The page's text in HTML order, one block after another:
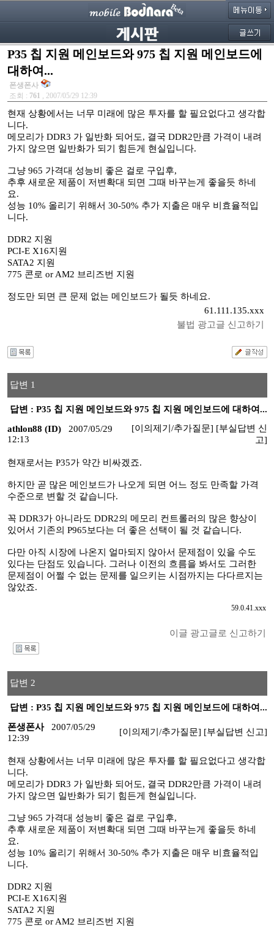
P35 칩 지원 메인보드와 975 칩 지원 메인보드에
대하여...
폰생폰사
조회 : 761 , 2007/05/29 12:39
현재 상황에서는 너무 미래에 많은 투자를 할 필요없다고 생각합
니다.
메모리가 DDR3 가 일반화 되어도, 결국 DDR2만큼 가격이 내려
가지 않으면 일반화가 되기 힘든게 현실입니다.
그냥 965 가격대 성능비 좋은 걸로 구입후,
추후 새로운 제품이 저변확대 되면 그때 바꾸는게 좋을듯 하네
요.
성능 10% 올리기 위해서 30-50% 추가 지출은 매우 비효율적입
니다.
DDR2 지원
PCI-E X16지원
SATA2 지원
775 콘로 or AM2 브리즈번 지원
정도만 되면 큰 문제 없는 메인보드가 될듯 하네요.
61.111.135.xxx
불법 광고글 신고하기
답변 1
답변 : P35 칩 지원 메인보드와 975 칩 지원 메인보드에 대하여...
athlon88 (ID)
2007/05/29
12:13
[이의제기/추가질문] [부실답변 신
고]
현재로서는 P35가 약간 비싸겠죠.
하지만 곧 많은 메인보드가 나오게 되면 어느 정도 만족할 가격
수준으로 변할 것 같습니다.
꼭 DDR3가 아니라도 DDR2의 메모리 컨트롤러의 많은 향상이
있어서 기존의 P965보다는 더 좋은 선택이 될 것 같습니다.
다만 아직 시장에 나온지 얼마되지 않아서 문제점이 있을 수도
있다는 단점도 있습니다. 그러나 이전의 흐름을 봐서도 그러한
문제점이 어쩔 수 없는 문제를 일으키는 시점까지는 다다르지는
않았죠.
59.0.41.xxx
이글 광고글로 신고하기
답변 2
답변 : P35 칩 지원 메인보드와 975 칩 지원 메인보드에 대하여...
폰생폰사
2007/05/29
12:39
[이의제기/추가질문] [부실답변 신고]
현재 상황에서는 너무 미래에 많은 투자를 할 필요없다고 생각합
니다.
메모리가 DDR3 가 일반화 되어도, 결국 DDR2만큼 가격이 내려
가지 않으면 일반화가 되기 힘든게 현실입니다.
그냥 965 가격대 성능비 좋은 걸로 구입후,
추후 새로운 제품이 저변확대 되면 그때 바꾸는게 좋을듯 하네
요.
성능 10% 올리기 위해서 30-50% 추가 지출은 매우 비효율적입
니다.
DDR2 지원
PCI-E X16지원
SATA2 지원
775 콘로 or AM2 브리즈번 지원